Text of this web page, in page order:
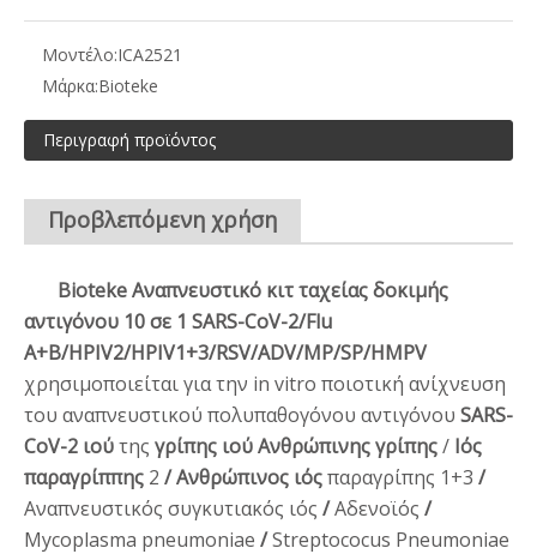
Μοντέλο:ICA2521
Μάρκα:Bioteke
Περιγραφή προϊόντος
Προβλεπόμενη χρήση
Bioteke Αναπνευστικό κιτ ταχείας δοκιμής
αντιγόνου 10 σε 1 SARS-CoV-2/Flu
A+B/HPIV2/HPIV1+3/RSV/ADV/MP/SP/HMPV
χρησιμοποιείται για την in vitro ποιοτική ανίχνευση
του αναπνευστικού πολυπαθογόνου αντιγόνου SARS-
CoV-2 ιούτης γρίπης ιού Ανθρώπινης γρίπης/ Ιός
παραγρίππης 2 / Ανθρώπινος ιόςπαραγρίπης 1+3 /
Αναπνευστικός συγκυτιακός ιός /Αδενοϊός /
Mycoplasma pneumoniae /Streptococus Pneumoniae